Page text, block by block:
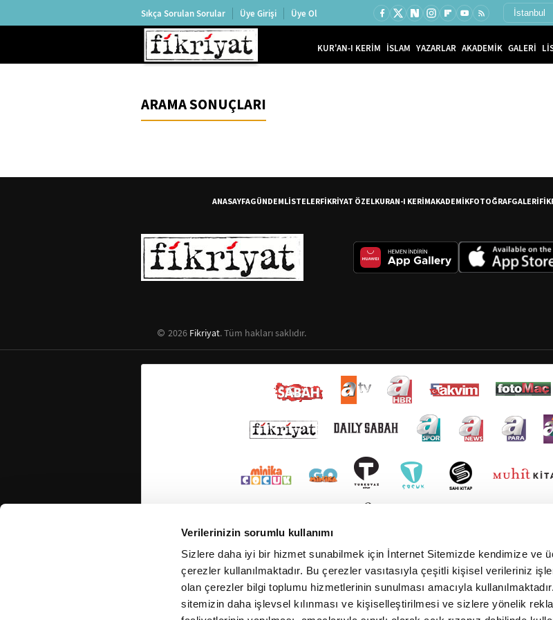
Verilerinizin sorumlu kullanımı
Sizlere daha iyi bir hizmet sunabilmek için İnternet Sitemizde kendimize ve
çerezler kullanılmaktadır. Bu çerezler vasıtasıyla çeşitli kişisel verileriniz
olan çerezler bilgi toplumu hizmetlerinin sunulması amacıyla
sitemizin daha işlevsel kılınması ve kişiselleştirilmesi ve sizlere yönelik
Sıkça Sorulan Sorular Üye Girişi Üye Ol
KUR'AN-I KERİM İSLAM YAZARLAR AKADEMİK GALERİ
ARAMA SONUÇLARI
ANASAYFAGÜNDEMLİSTELERFİKRİYAT ÖZELKURAN-I KERİMAKADEMİKFOTOĞRAFGALERİ
2026 Fikriyat. Tüm hakları saklıdır.